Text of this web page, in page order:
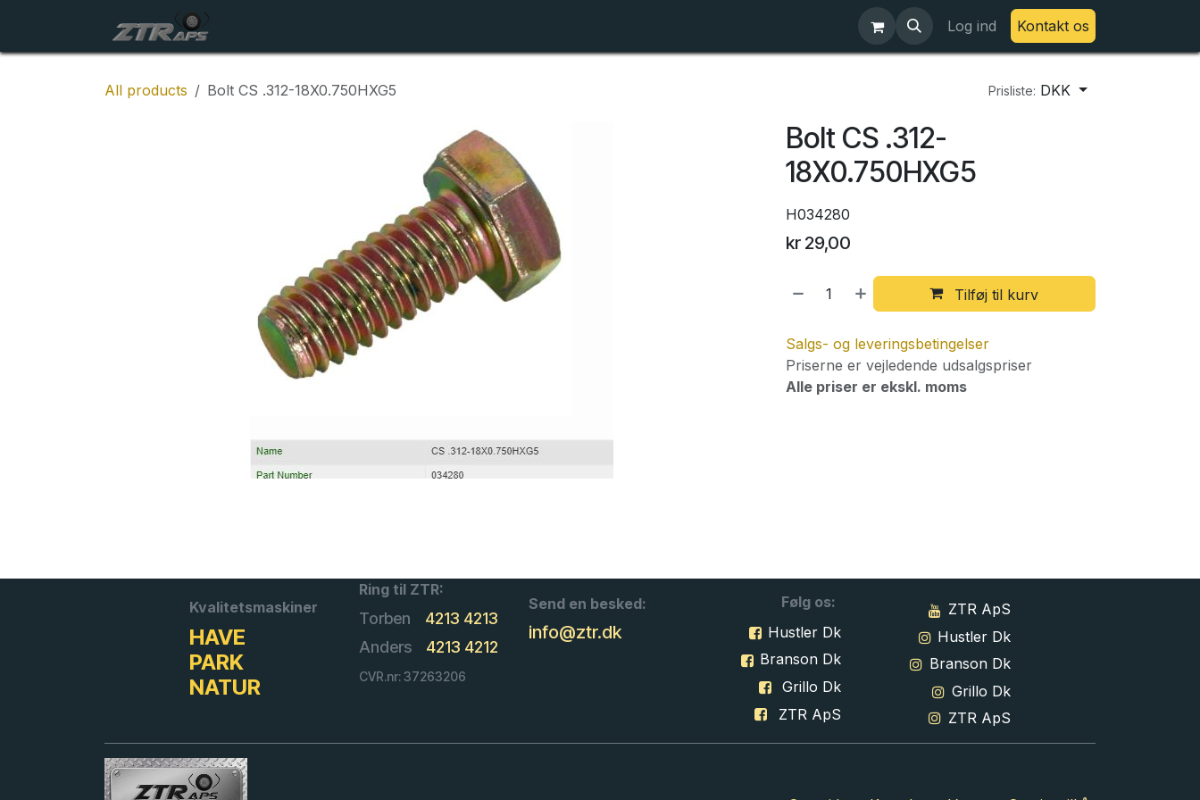
Log ind Kontakt os
All products Bolt CS .312-18X0.750HXG5 Prisliste: DKK
Bolt CS .312-
18X0.750HXG5
H034280
kr 29,00
Tilføj til kurv
Salgs- og leveringsbetingelser
Priserne er vejledende udsalgspriser
Alle priser er ekskl. moms
Kvalitetsmaskiner
HAVE
PARK
NATUR
Ring til ZTR:
Torben
4213 4213
Anders
4213 4212
CVR.nr: 37263206
Send en besked:
info@ztr.dk
Følg os:
Hustler Dk
Branson Dk
Grillo Dk
ZTR ApS
ZTR ApS
Hustler Dk
Branson Dk
Grillo Dk
ZTR ApS